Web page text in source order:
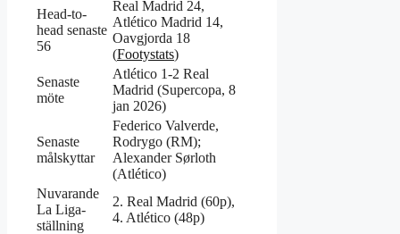
Head-to-
head senaste
56
Real Madrid 24,
Atlético Madrid 14,
Oavgjorda 18
(Footystats)
Senaste
möte
Atlético 1-2 Real
Madrid (Supercopa, 8
jan 2026)
Senaste
målskyttar
Federico Valverde,
Rodrygo (RM);
Alexander Sørloth
(Atlético)
Nuvarande
La Liga-
ställning
2. Real Madrid (60p),
4. Atlético (48p)